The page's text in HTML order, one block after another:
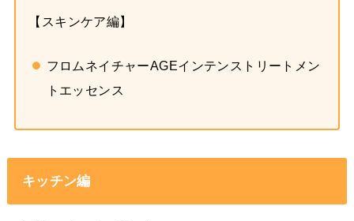
【スキンケア編】
フロムネイチャーAGEインテンストリートメン
トエッセンス
キッチン編